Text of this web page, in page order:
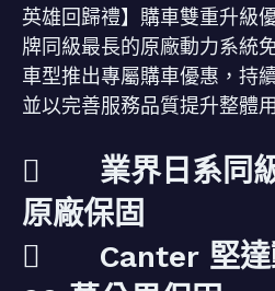
英雄回歸禮】購車雙重升級
牌同級最長的原廠動力系統
車型推出專屬購車優惠，持
並以完善服務品質提升整體
 業界日系同級
原廠保固
 Canter 堅達